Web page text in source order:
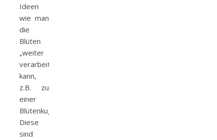
Ideen
wie man
die
Blüten
„weiter
verarbeiten“
kann,
z.B. zu
einer
Blütenkugel.
Diese
sind